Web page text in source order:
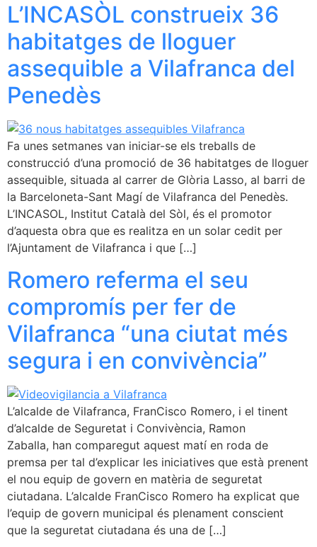
L’INCASÒL construeix 36
habitatges de lloguer
assequible a Vilafranca del
Penedès
Fa unes setmanes van iniciar-se els treballs de
construcció d’una promoció de 36 habitatges de lloguer
assequible, situada al carrer de Glòria Lasso, al barri de
la Barceloneta-Sant Magí de Vilafranca del Penedès.
L’INCASOL, Institut Català del Sòl, és el promotor
d’aquesta obra que es realitza en un solar cedit per
l’Ajuntament de Vilafranca i que […]
Romero referma el seu
compromís per fer de
Vilafranca “una ciutat més
segura i en convivència”
L’alcalde de Vilafranca, FranCisco Romero, i el tinent
d’alcalde de Seguretat i Convivència, Ramon
Zaballa, han comparegut aquest matí en roda de
premsa per tal d’explicar les iniciatives que està prenent
el nou equip de govern en matèria de seguretat
ciutadana. L’alcalde FranCisco Romero ha explicat que
l’equip de govern municipal és plenament conscient
que la seguretat ciutadana és una de […]